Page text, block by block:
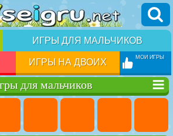
ИГРЫ ДЛЯ МАЛЬЧИКОВ
ИГРЫ НА ДВОИХ МОИ ИГРЫ
для мальчиков